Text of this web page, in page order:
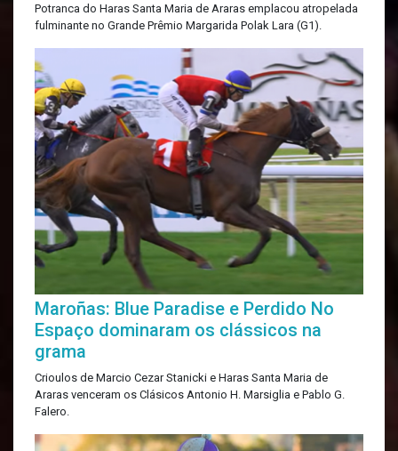
Potranca do Haras Santa Maria de Araras emplacou atropelada
fulminante no Grande Prêmio Margarida Polak Lara (G1).
Maroñas: Blue Paradise e Perdido No
Espaço dominaram os clássicos na
grama
Crioulos de Marcio Cezar Stanicki e Haras Santa Maria de
Araras venceram os Clásicos Antonio H. Marsiglia e Pablo G.
Falero.